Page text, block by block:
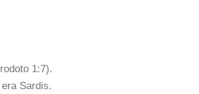
1:7).
Sardis.